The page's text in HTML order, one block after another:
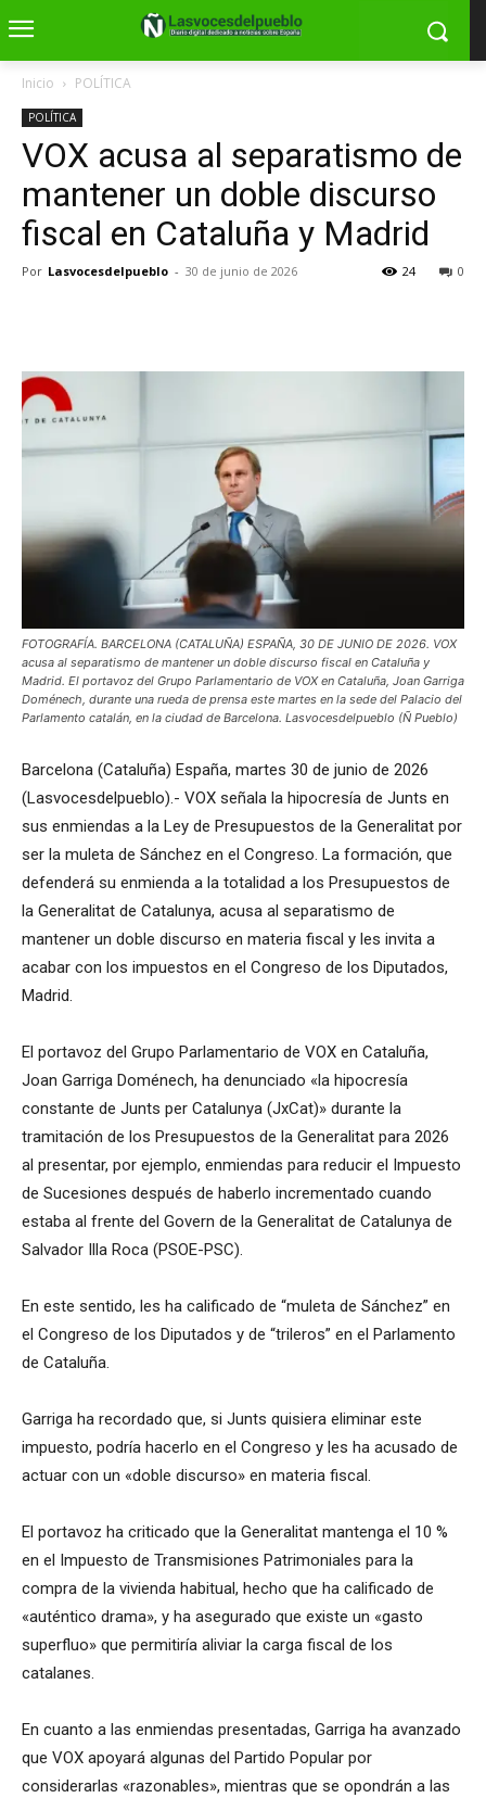
Inicio POLÍTICA
POLÍTICA
VOX acusa al separatismo de
mantener un doble discurso
fiscal en Cataluña y Madrid
Por Lasvocesdelpueblo - 30 de junio de 2026 0
24
FOTOGRAFÍA. BARCELONA (CATALUÑA) ESPAÑA, 30 DE JUNIO DE 2026. VOX
acusa al separatismo de mantener un doble discurso fiscal en Cataluña y
Madrid. El portavoz del Grupo Parlamentario de VOX en Cataluña, Joan Garriga
Doménech, durante una rueda de prensa este martes en la sede del Palacio del
Parlamento catalán, en la ciudad de Barcelona. Lasvocesdelpueblo (Ñ Pueblo)
Barcelona (Cataluña) España, martes 30 de junio de 2026
(Lasvocesdelpueblo).- VOX señala la hipocresía de Junts en
sus enmiendas a la Ley de Presupuestos de la Generalitat por
ser la muleta de Sánchez en el Congreso. La formación, que
defenderá su enmienda a la totalidad a los Presupuestos de
la Generalitat de Catalunya, acusa al separatismo de
mantener un doble discurso en materia fiscal y les invita a
acabar con los impuestos en el Congreso de los Diputados,
Madrid.
El portavoz del Grupo Parlamentario de VOX en Cataluña,
Joan Garriga Doménech, ha denunciado «la hipocresía
constante de Junts per Catalunya (JxCat)» durante la
tramitación de los Presupuestos de la Generalitat para 2026
al presentar, por ejemplo, enmiendas para reducir el Impuesto
de Sucesiones después de haberlo incrementado cuando
estaba al frente del Govern de la Generalitat de Catalunya de
Salvador Illa Roca (PSOE-PSC).
En este sentido, les ha calificado de “muleta de Sánchez” en
el Congreso de los Diputados y de “trileros” en el Parlamento
de Cataluña.
Garriga ha recordado que, si Junts quisiera eliminar este
impuesto, podría hacerlo en el Congreso y les ha acusado de
actuar con un «doble discurso» en materia fiscal.
El portavoz ha criticado que la Generalitat mantenga el 10 %
en el Impuesto de Transmisiones Patrimoniales para la
compra de la vivienda habitual, hecho que ha calificado de
«auténtico drama», y ha asegurado que existe un «gasto
superfluo» que permitiría aliviar la carga fiscal de los
catalanes.
En cuanto a las enmiendas presentadas, Garriga ha avanzado
que VOX apoyará algunas del Partido Popular por
considerarlas «razonables», mientras que se opondrán a las